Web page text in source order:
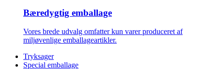
Bæredygtig emballage
Vores brede udvalg omfatter kun varer produceret af
miljøvenlige emballageartikler.
Tryksager
Special emballage